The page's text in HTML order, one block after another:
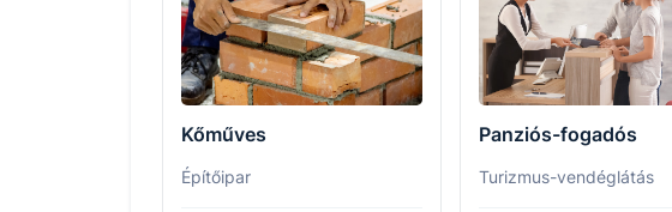
Kőműves
Építőipar
Panziós-fogadós
Turizmus-vendéglátás